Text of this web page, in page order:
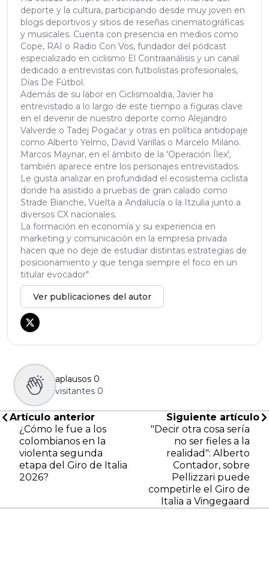
deporte y la cultura, participando desde muy joven en
blogs deportivos y sitios de reseñas cinematográficas
y musicales. Cuenta con presencia en medios como
Cope, RAI o Radio Con Vos, fundador del pódcast
especializado en ciclismo El Contraanálisis y un canal
dedicado a entrevistas con futbolistas profesionales,
Días De Fútbol.
Además de su labor en Ciclismoaldia, Javier ha
entrevistado a lo largo de este tiempo a figuras clave
en el devenir de nuestro deporte como Alejandro
Valverde o Tadej Pogačar y otras en política antidopaje
como Alberto Yelmo, David Varillas o Marcelo Milano.
Marcos Maynar, en el ámbito de la 'Operación Ílex',
también aparece entre los personajes entrevistados.
Le gusta analizar en profundidad el ecosistema ciclista
donde ha asistido a pruebas de gran calado como
Strade Bianche, Vuelta a Andalucía o la Itzulia junto a
diversos CX nacionales.
La formación en economía y su experiencia en
marketing y comunicación en la empresa privada
hacen que no deje de estudiar distintas estrategias de
posicionamiento y que tenga siempre el foco en un
titular evocador"
Ver publicaciones del autor
aplausos 0
visitantes 0
Artículo anterior
¿Cómo le fue a los
colombianos en la
violenta segunda
etapa del Giro de Italia
2026?
Siguiente artículo
"Decir otra cosa sería
no ser fieles a la
realidad": Alberto
Contador, sobre
Pellizzari puede
competirle el Giro de
Italia a Vingegaard